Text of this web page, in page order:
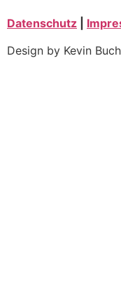
Datenschutz
Design by Kevin Buch